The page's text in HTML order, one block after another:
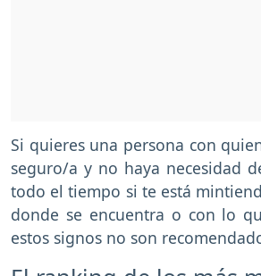
Si quieres una persona con
seguro/a y no haya necesidad
todo el tiempo si te está
donde se encuentra o con lo
estos signos no son